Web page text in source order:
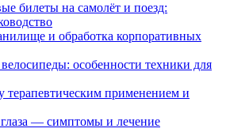
билеты на самолёт и поезд:
и обработка корпоративных
особенности техники для
терапевтическим применением и
— симптомы и лечение